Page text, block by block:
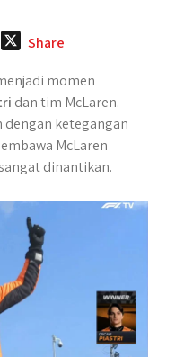
Share
momen
dan tim McLaren.
dengan ketegangan
McLaren
dinantikan.